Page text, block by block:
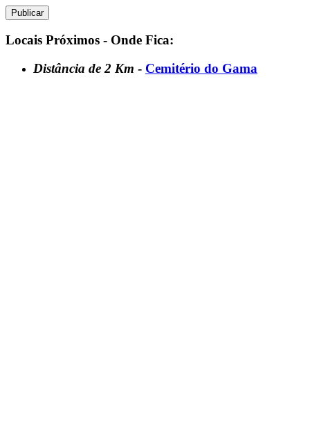
Locais Próximos - Onde Fica:
Distância de 2 Km - Cemitério do Gama